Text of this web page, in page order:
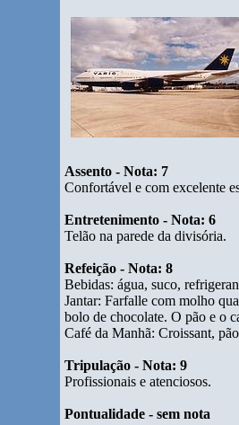
Assento - Nota: 7
Confortável e com excelente
Entretenimento - Nota: 6
Telão na parede da divisória.
Refeição - Nota: 8
Bebidas: água, suco,
Jantar: Farfalle com molho
bolo de chocolate. O pão e o
Café da Manhã: Croissant,
Tripulação - Nota: 9
Profissionais e atenciosos.
Pontualidade - sem nota